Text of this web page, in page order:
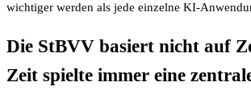
wichtiger werden als jede einzelne KI-
Die StBVV basiert nicht auf
Zeit spielte immer eine